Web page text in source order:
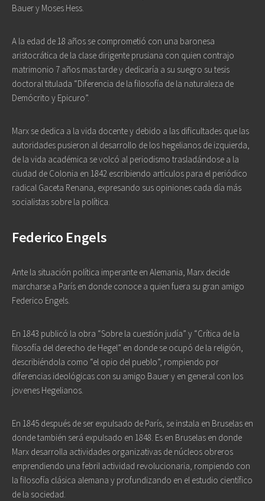
Bauer y Moses Hess.
A la edad de 18 años se comprometió con una baronesa
aristocrática de la clase dirigente prusiana con quien contrajo
matrimonio 7 años mas tarde y dedicaría a su suegro su tesis
doctoral titulada “Diferencia de la filosofía de la naturaleza de
Demócrito y Epicuro”.
Marx se dedica a la vida docente y debido a las dificultades que las
autoridades pusieron al desarrollo de los hegelianos de izquierda,
de la vida académica se volcó al periodismo trasladándose a la
ciudad de Colonia en 1842 escribiendo artículos para el periódico
radical Gaceta Renana, expresando sus opiniones cada día más
socialistas sobre la política.
Federico Engels
Ante la situación política imperante en Alemania, Marx decide
marcharse a París en donde conoce a quien fuera su gran amigo
Federico Engels.
En 1843 publicó la obra “Sobre la cuestión judía” y “Crítica de la
filosofía del derecho de Hegel” en donde se ocupó de la religión,
describiéndola como “el opio del pueblo”, rompiendo por
diferencias ideológicas con su amigo Bauer y en general con los
jovenes Hegelianos.
En 1845 después de ser expulsado de París, se instala en Bruselas en
donde también será expulsado en 1848. Es en Bruselas en donde
Marx desarrolla actividades organizativas de núcleos obreros
emprendiendo una febril actividad revolucionaria, rompiendo con
la filosofía clásica alemana y profundizando en el estudio científico
de la sociedad.